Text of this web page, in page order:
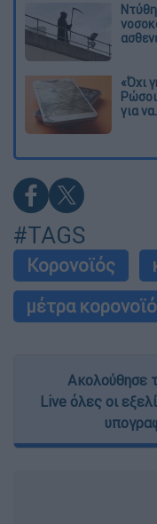
«Όχι
για
#TAGS
Κορονοϊός
μέτρα
Ακολούθησε
Live όλες οι